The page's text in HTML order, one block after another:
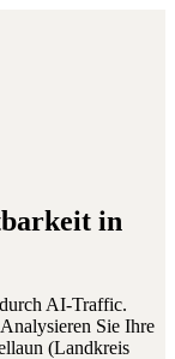
in
AI-Traffic.
Analysieren Sie Ihre
(Landkreis